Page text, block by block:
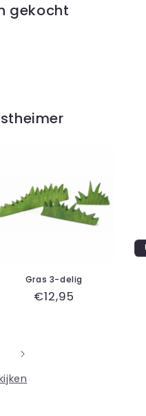
gekocht
Gras 3-delig
Normale
€12,95